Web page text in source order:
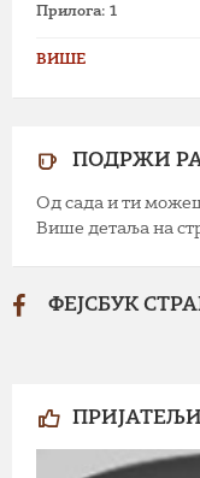
Прилога: 1
ВИШЕ
ПОДРЖИ
Од сада и ти
Више детаља на
ФЕЈСБУК